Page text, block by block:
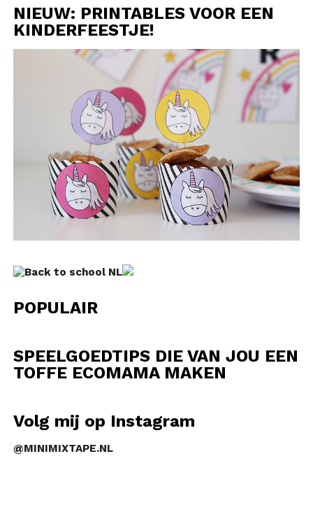
NIEUW: PRINTABLES VOOR EEN
KINDERFEESTJE!
POPULAIR
SPEELGOEDTIPS DIE VAN JOU EEN
TOFFE ECOMAMA MAKEN
Volg mij op Instagram
@MINIMIXTAPE.NL